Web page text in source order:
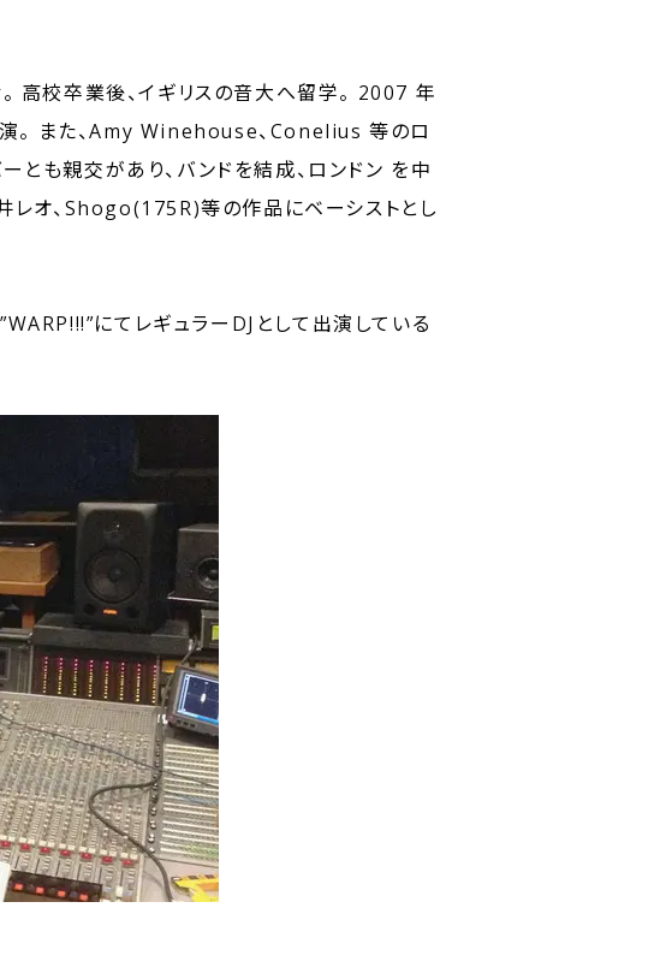
高校卒業後、イギリスの音大へ留学。 2007 年
。 また、Amy Winehouse、Conelius 等のロ
も親交があり、バンドを結成、ロンドン を中
オ、Shogo(175R)等の作品にベーシストとし
にてレギュラーDJとして出演している